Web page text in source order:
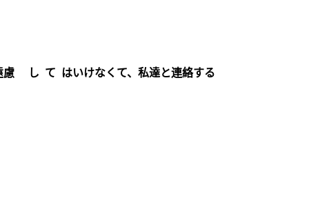
慮 し て はいけなくて、私達と連絡する